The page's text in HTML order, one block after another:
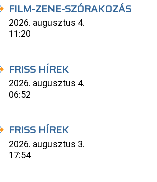
FILM-ZENE-SZÓRAKOZÁS
2026. augusztus 4.
11:20
FRISS HÍREK
2026. augusztus 4.
06:52
FRISS HÍREK
2026. augusztus 3.
17:54